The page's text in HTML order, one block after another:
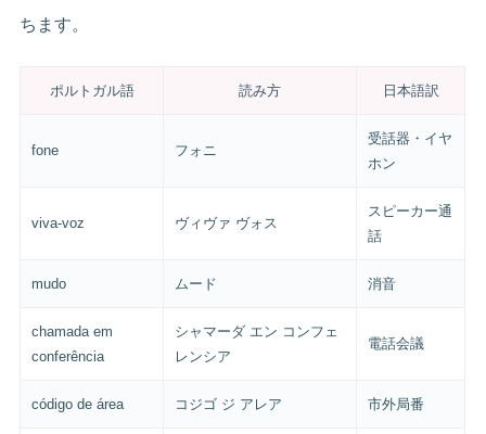
ちます。
ポルトガル語 読み方 日本語訳
fone フォニ
受話器・イヤ
ホン
viva-voz ヴィヴァ ヴォス
スピーカー通
話
mudo ムード 消音
chamada em
conferência
シャマーダ エン コンフェ
レンシア
電話会議
código de área コジゴ ジ アレア 市外局番